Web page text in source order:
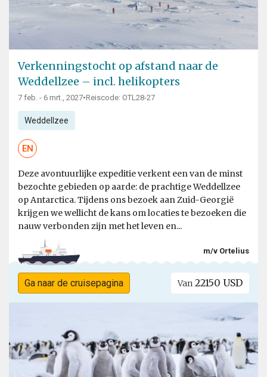
Verkenningstocht op afstand naar de
Weddellzee – incl. helikopters
7 feb. - 6 mrt., 2027•Reiscode: OTL28-27
Weddellzee
EN
Deze avontuurlijke expeditie verkent een van de minst
bezochte gebieden op aarde: de prachtige Weddellzee
op Antarctica. Tijdens ons bezoek aan Zuid-Georgië
krijgen we wellicht de kans om locaties te bezoeken die
nauw verbonden zijn met het leven en...
m/v Ortelius
Ga naar de cruisepagina Van 22150 USD